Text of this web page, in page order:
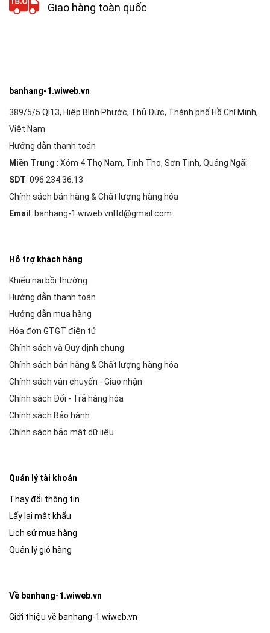
Giao hàng toàn quốc
banhang-1.wiweb.vn
389/5/5 Ql13, Hiệp Bình Phước, Thủ Đức, Thành phố Hồ Chí Minh,
Việt Nam
Hướng dẫn thanh toán
Miền Trung : Xóm 4 Thọ Nam, Tịnh Thọ, Sơn Tịnh, Quảng Ngãi
SDT: 096.234.36.13
Chính sách bán hàng & Chất lượng hàng hóa
Email: banhang-1.wiweb.vnltd@gmail.com
Hỗ trợ khách hàng
Khiếu nại bồi thường
Hướng dẫn thanh toán
Hướng dẫn mua hàng
Hóa đơn GTGT điện tử
Chính sách và Quy định chung
Chính sách bán hàng & Chất lượng hàng hóa
Chính sách vận chuyển - Giao nhận
Chính sách Đổi - Trả hàng hóa
Chính sách Bảo hành
Chính sách bảo mật dữ liệu
Quản lý tài khoản
Thay đổi thông tin
Lấy lại mật khẩu
Lịch sử mua hàng
Quản lý giỏ hàng
Về banhang-1.wiweb.vn
Giới thiệu về banhang-1.wiweb.vn